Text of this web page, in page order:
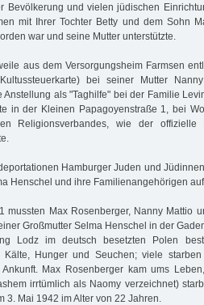
Bevölkerung und vielen jüdischen
mit Ihrer Tochter Betty und dem Sohn
war und seine Mutter unterstützte.
aus dem Versorgungsheim Farmsen
bei seiner Mutter
Anstellung als "Taghilfe" bei der Familie
in der Kleinen Papagoyenstraße 1, bei
Religionsverbandes, wie der offizielle
Hamburger Juden und
Henschel und ihre Familienangehörigen
mussten Max Rosenberger, Nanny Mattio
Großmutter Selma Henschel in der
Lodz im deutsch besetzten Polen
Kälte, Hunger und Seuchen; viele
Max Rosenberger kam ums
irrtümlich als Naomy verzeichnet)
3. Mai 1942 im Alter von 22 Jahren.